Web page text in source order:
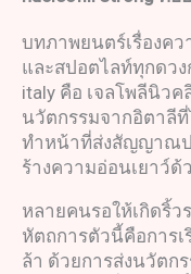
บทภาพยนตร์เรื่องคว
และสปอตไลท์ทุกดว
italy คือ เจลโพลีนิว
นวัตกรรมจากอิตาลี
ทำหน้าที่ส่งสัญญาณ
ร้างความอ่อนเยาว์ด้
หลายคนรอให้เกิดริ้
หัตถการตัวนี้คือการ
ล้า ด้วยการส่งนวัตก